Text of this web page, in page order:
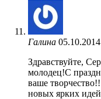
Галина
Здравствуйте,
молодец!С
ваше
новых ярких